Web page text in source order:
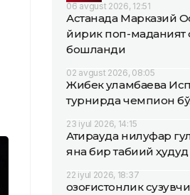
06 avgust 2026, 12:51
Астанада Марказий
йирик поп-маданият
бошланди
02 avgust 2026, 08:05
Жибек Қуламбаева
турнирда чемпион
23 iyul 2026, 14:15
Атирауда нилуфар
яна бир табиий
22 iyul 2026, 18:37
Қозоғистонлик